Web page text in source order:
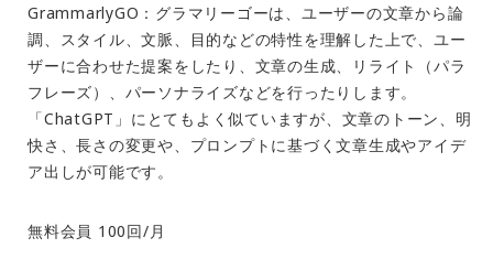
GrammarlyGO： グラマリーゴーは、ユーザーの文章から論
調、スタイル、文脈、目的などの特性を理解した上で、ユー
ザーに合わせた提案をしたり、文章の生成、リライト（パラ
フレーズ）、パーソナライズなどを行ったりします。
「ChatGPT」にとてもよく似ていますが、文章のトーン、明
快さ、長さの変更や、プロンプトに基づく文章生成やアイデ
ア出しが可能です。
無料会員 100回/月